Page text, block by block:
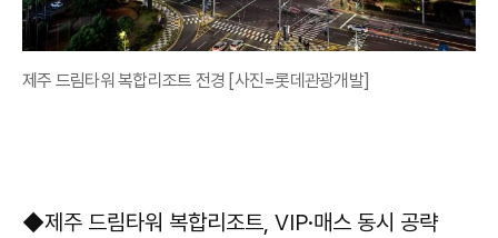
제주 드림타워 복합리조트 전경 [사진=롯데관광개발]
◆제주 드림타워 복합리조트, VIP·매스 동시 공략